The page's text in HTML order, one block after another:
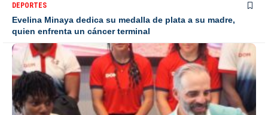
DEPORTES
Evelina Minaya dedica su medalla de plata a su madre,
quien enfrenta un cáncer terminal